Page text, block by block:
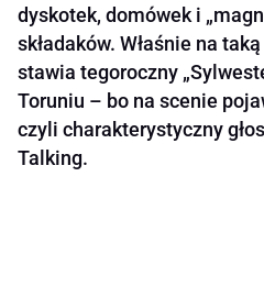
dyskotek, domówek i
składaków. Właśnie na
stawia tegoroczny
Toruniu – bo na scenie
czyli charakterystyczny
Talking.